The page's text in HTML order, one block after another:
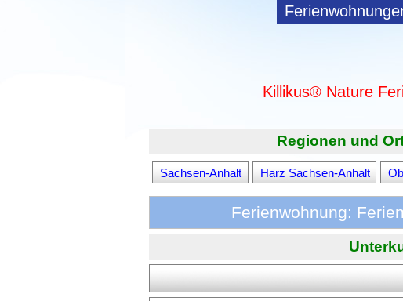
Killikus® Nature
Regionen und
Sachsen-Anhalt Harz Sachsen-Anhalt
Ferienwohnung: